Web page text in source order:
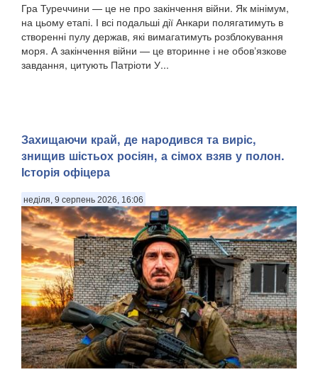
Гра Туреччини — це не про закінчення війни. Як мінімум,
на цьому етапі. І всі подальші дії Анкари полягатимуть в
створенні пулу держав, які вимагатимуть розблокування
моря. А закінчення війни — це вторинне і не обовʼязкове
завдання, цитують Патріоти У...
Захищаючи край, де народився та виріс,
знищив шістьох росіян, а сімох взяв у полон.
Історія офіцера
неділя, 9 серпень 2026, 16:06